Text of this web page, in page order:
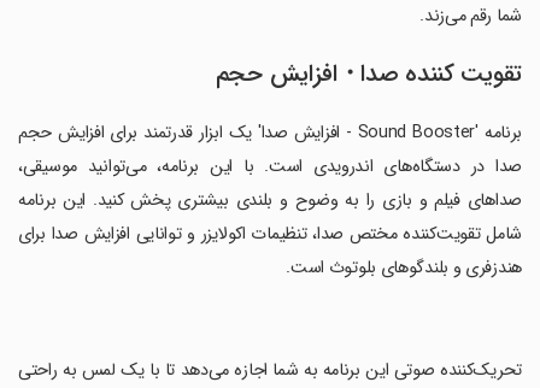
شما رقم می‌زند.
تقویت کننده صدا・افزایش حجم
برنامه 'Sound Booster - افزایش صدا' یک ابزار قدرتمند برای افزایش حجم
صدا در دستگاه‌های اندرویدی است. با این برنامه، می‌توانید موسیقی،
صداهای فیلم و بازی را به وضوح و بلندی بیشتری پخش کنید. این برنامه
شامل تقویت‌کننده مختص صدا، تنظیمات اکولایزر و توانایی افزایش صدا برای
هندزفری و بلندگوهای بلوتوث است.
‏تحریک‌کننده صوتی این برنامه به شما اجازه می‌دهد تا با یک لمس به راحتی